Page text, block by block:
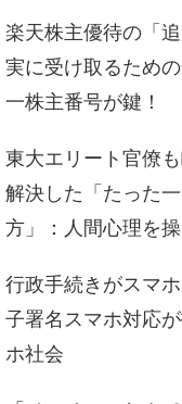
楽天株主優待の「
実に受け取るため
一株主番号が鍵！
東大エリート官僚
解決した「たった
方」：人間心理を
行政手続きがスマ
子署名スマホ対応
ホ社会